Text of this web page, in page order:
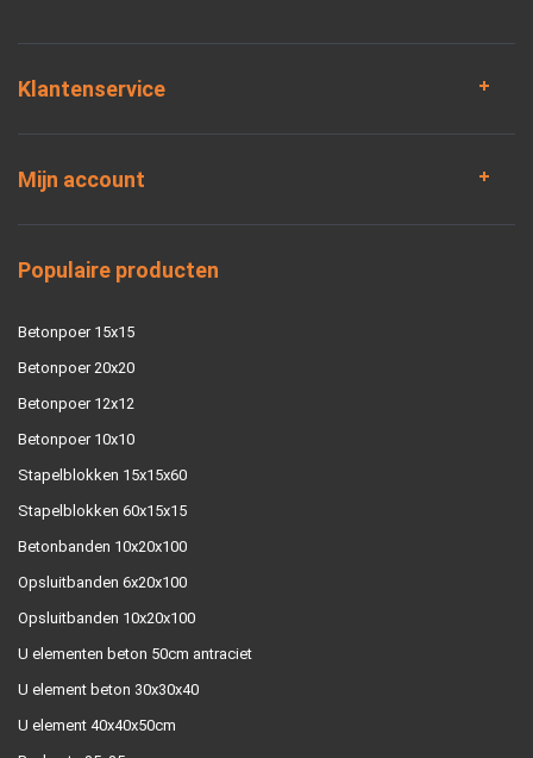
Klantenservice
Mijn account
Populaire producten
Betonpoer 15x15
Betonpoer 20x20
Betonpoer 12x12
Betonpoer 10x10
Stapelblokken 15x15x60
Stapelblokken 60x15x15
Betonbanden 10x20x100
Opsluitbanden 6x20x100
Opsluitbanden 10x20x100
U elementen beton 50cm antraciet
U element beton 30x30x40
U element 40x40x50cm